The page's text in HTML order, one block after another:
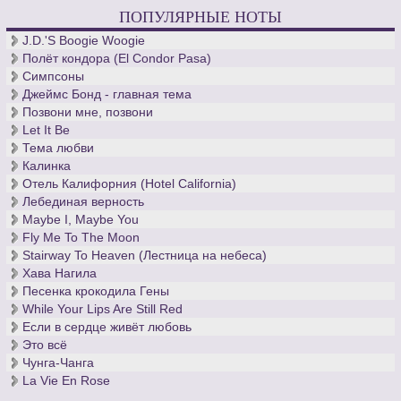
ПОПУЛЯРНЫЕ НОТЫ
J.D.'S Boogie Woogie
Полёт кондора (El Condor Pasa)
Симпсоны
Джеймс Бонд - главная тема
Позвони мне, позвони
Let It Be
Тема любви
Калинка
Отель Калифорния (Hotel California)
Лебединая верность
Maybe I, Maybe You
Fly Me To The Moon
Stairway To Heaven (Лестница на небеса)
Хава Нагила
Песенка крокодила Гены
While Your Lips Are Still Red
Если в сердце живёт любовь
Это всё
Чунга-Чанга
La Vie En Rose